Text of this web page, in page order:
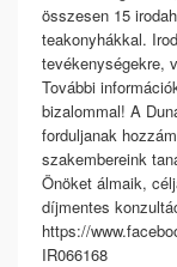
összesen 15
teakonyhákkal.
tevékenységekre,
További
bizalommal! A
forduljanak
szakembereink
Önöket álmaik,
díjmentes
https://
IR066168